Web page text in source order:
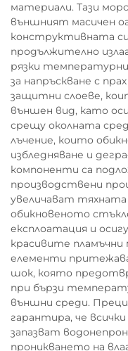
материали. Тази
външният масичен
конструктивната
продължително
рязки температурни
за напръскване с
защитни слоеве,
външен вид, като
срещу околната
лъчение, които
избледняване и
компоненти са
производствени
увеличават
обикновеното
експлоатация и
красивите
елементи
шок, която
при бързи
външни среди.
гарантира, че
запазват
проникването на